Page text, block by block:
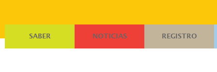
SABER NOTICIAS REGISTRO